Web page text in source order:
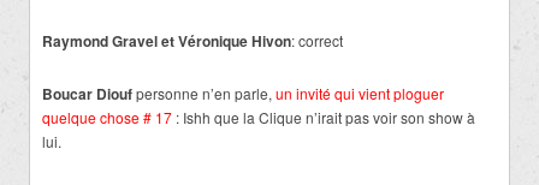
Raymond Gravel et Véronique Hivon: correct
Boucar Dioufpersonne n’en parle,un invité qui vient ploguer
quelque chose # 17 : Ishh que la Clique n’irait pas voir son show à
lui.